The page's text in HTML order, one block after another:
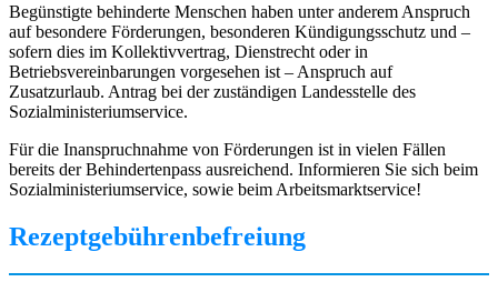
Begünstigte behinderte Menschen haben unter anderem Anspruch
auf besondere Förderungen, besonderen Kündigungsschutz und –
sofern dies im Kollektivvertrag, Dienstrecht oder in
Betriebsvereinbarungen vorgesehen ist – Anspruch auf
Zusatzurlaub. Antrag bei der zuständigen Landesstelle des
Sozialministeriumservice.
Für die Inanspruchnahme von Förderungen ist in vielen Fällen
bereits der Behindertenpass ausreichend. Informieren Sie sich beim
Sozialministeriumservice, sowie beim Arbeitsmarktservice!
Rezeptgebührenbefreiung